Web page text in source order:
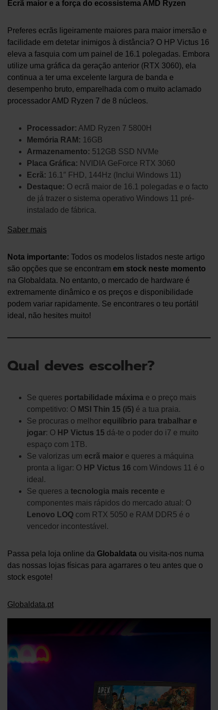
Ecrã maior e a força do ecossistema AMD Ryzen
Preferes ecrãs ligeiramente maiores para maior imersão e
facilidade em detetar inimigos à distância? O HP Victus 16
eleva a fasquia com um painel de 16.1 polegadas. Embora
utilize uma gráfica da geração anterior (RTX 3060), ela
continua a ter uma excelente largura de banda e
desempenho bruto, emparelhada com o muito aclamado
processador AMD Ryzen 7 de 8 núcleos.
Processador: AMD Ryzen 7 5800H
Memória RAM: 16GB
Armazenamento: 512GB SSD NVMe
Placa Gráfica: NVIDIA GeForce RTX 3060
Ecrã: 16.1″ FHD, 144Hz (Inclui Windows 11)
Destaque: O ecrã maior de 16.1 polegadas e o facto
de já trazer o sistema operativo Windows 11 pré-
instalado de fábrica.
Saber mais
Nota importante: Todos os modelos listados neste artigo
são opções que se encontram em stock neste momento
na Globaldata. No entanto, o mercado de hardware é
extremamente dinâmico e os preços e disponibilidade
podem variar rapidamente. Se encontrares o teu portátil
ideal, não hesites muito!
Qual deves escolher?
Se queres portabilidade máxima e o preço mais
competitivo: O MSI Thin 15 (i5) é a tua praia.
Se procuras o melhor equilíbrio para trabalhar e
jogar: O HP Victus 15 dá-te o poder do i7 e muito
espaço com 1TB.
Se valorizas um ecrã maior e queres a máquina
pronta a ligar: O HP Victus 16 com Windows 11 é o
ideal.
Se queres a tecnologia mais recente e
componentes mais rápidos do mercado atual: O
Lenovo LOQ com RTX 5050 e RAM DDR5 é o
vencedor incontestável.
Passa pela loja online da Globaldata ou visita-nos numa
das nossas lojas físicas para agarrares o teu antes que o
stock esgote!
Globaldata.pt